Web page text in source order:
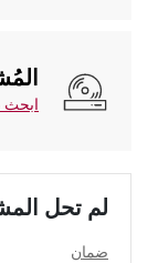
ابحث
لم تحل
ضمان